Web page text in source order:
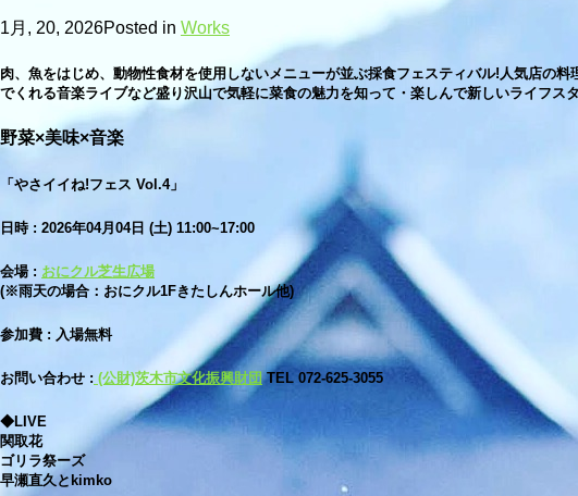
1月, 20, 2026Posted in Works
肉、魚をはじめ、動物性食材を使用しないメニューが並ぶ採食フェスティバル!人気店の
でくれる音楽ライブなど盛り沢山で気軽に菜食の魅力を知って・楽しんで新しいライフス
野菜×美味×音楽
「やさイイね!フェス Vol.4」
日時 : 2026年04月04日 (土) 11:00~17:00
会場 : おにクル芝生広場
(※雨天の場合：おにクル1Fきたしんホール他)
参加費 : 入場無料
お問い合わせ : (公財)茨木市文化振興財団TEL 072-625-3055
◆LIVE
関取花
ゴリラ祭ーズ
早瀬直久とkimko